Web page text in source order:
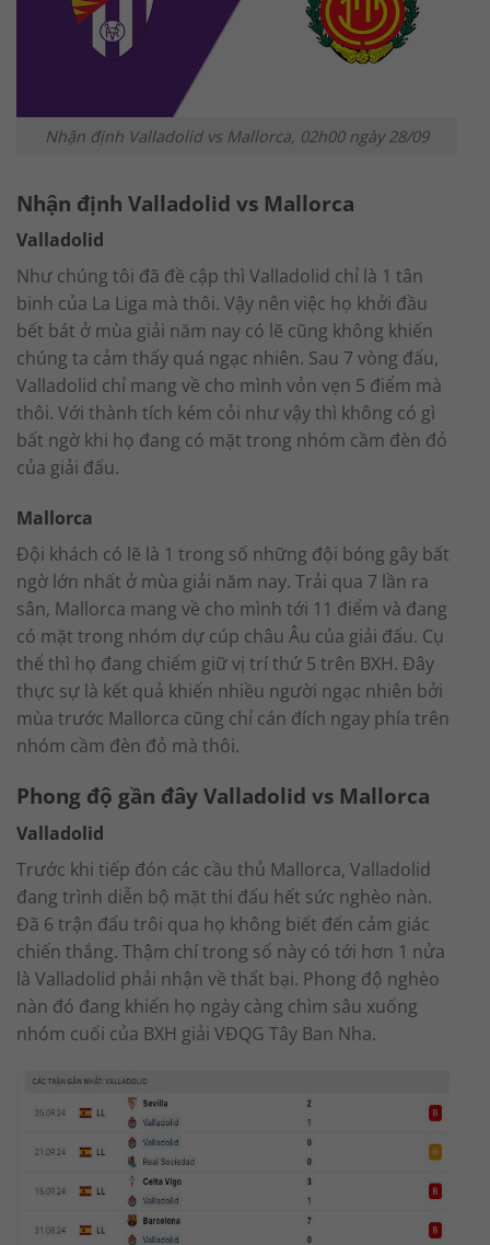
Nhận định Valladolid vs Mallorca, 02h00 ngày 28/09
Nhận định Valladolid vs Mallorca
Valladolid
Như chúng tôi đã đề cập thì Valladolid chỉ là 1 tân
binh của La Liga mà thôi. Vậy nên việc họ khởi đầu
bết bát ở mùa giải năm nay có lẽ cũng không khiến
chúng ta cảm thấy quá ngạc nhiên. Sau 7 vòng đấu,
Valladolid chỉ mang về cho mình vỏn vẹn 5 điểm mà
thôi. Với thành tích kém cỏi như vậy thì không có gì
bất ngờ khi họ đang có mặt trong nhóm cầm đèn đỏ
của giải đấu.
Mallorca
Đội khách có lẽ là 1 trong số những đội bóng gây bất
ngờ lớn nhất ở mùa giải năm nay. Trải qua 7 lần ra
sân, Mallorca mang về cho mình tới 11 điểm và đang
có mặt trong nhóm dự cúp châu Âu của giải đấu. Cụ
thể thì họ đang chiếm giữ vị trí thứ 5 trên BXH. Đây
thực sự là kết quả khiến nhiều người ngạc nhiên bởi
mùa trước Mallorca cũng chỉ cán đích ngay phía trên
nhóm cầm đèn đỏ mà thôi.
Phong độ gần đây Valladolid vs Mallorca
Valladolid
Trước khi tiếp đón các cầu thủ Mallorca, Valladolid
đang trình diễn bộ mặt thi đấu hết sức nghèo nàn.
Đã 6 trận đấu trôi qua họ không biết đến cảm giác
chiến thắng. Thậm chí trong số này có tới hơn 1 nửa
là Valladolid phải nhận về thất bại. Phong độ nghèo
nàn đó đang khiến họ ngày càng chìm sâu xuống
nhóm cuối của BXH giải VĐQG Tây Ban Nha.